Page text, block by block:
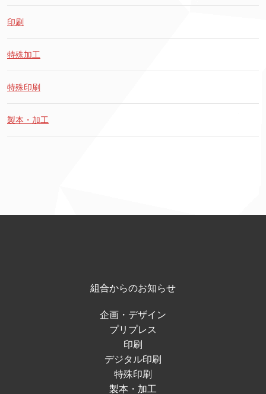
印刷
特殊加工
特殊印刷
製本・加工
組合からのお知らせ
企画・デザイン
プリプレス
印刷
デジタル印刷
特殊印刷
製本・加工